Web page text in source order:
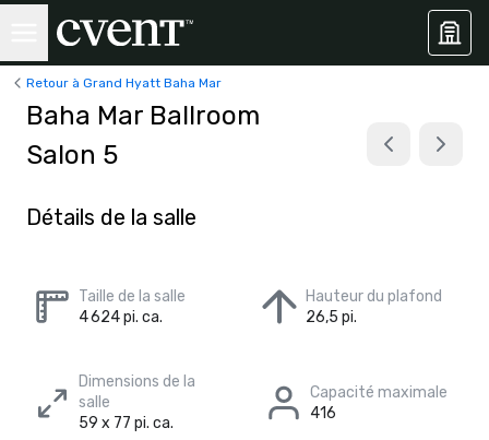
Retour à Grand Hyatt Baha Mar
Baha Mar Ballroom
Salon 5
Détails de la salle
Taille de la salle
4 624 pi. ca.
Hauteur du plafond
26,5 pi.
Dimensions de la
salle
59 x 77 pi. ca.
Capacité maximale
416